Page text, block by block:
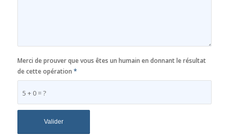
5 + 0 = ?
Merci de prouver que vous êtes un humain en donnant le résultat
de cette opération *